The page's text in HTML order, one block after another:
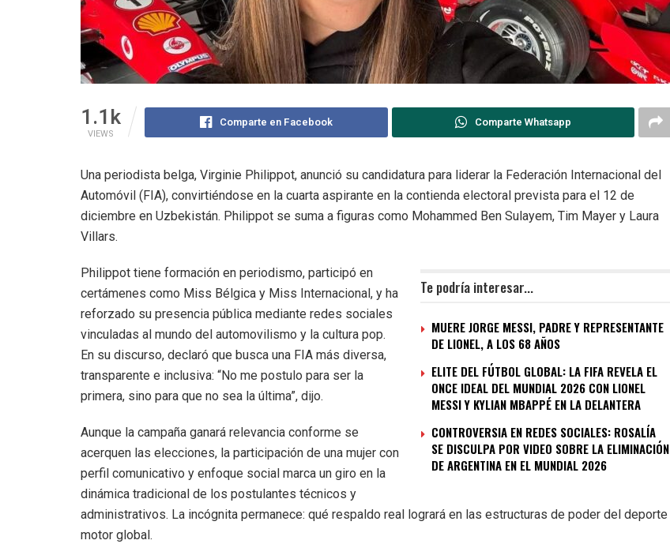
1.1k
VIEWS
Comparte en Facebook Comparte Whatsapp
Una periodista belga, Virginie Philippot, anunció su candidatura para liderar la Federación Internacional del
Automóvil (FIA), convirtiéndose en la cuarta aspirante en la contienda electoral prevista para el 12 de
diciembre en Uzbekistán. Philippot se suma a figuras como Mohammed Ben Sulayem, Tim Mayer y Laura
Villars.
Te podría interesar...
MUERE JORGE MESSI, PADRE Y REPRESENTANTE
DE LIONEL, A LOS 68 AÑOS
ELITE DEL FÚTBOL GLOBAL: LA FIFA REVELA EL
ONCE IDEAL DEL MUNDIAL 2026 CON LIONEL
MESSI Y KYLIAN MBAPPÉ EN LA DELANTERA
CONTROVERSIA EN REDES SOCIALES: ROSALÍA
SE DISCULPA POR VIDEO SOBRE LA ELIMINACIÓN
DE ARGENTINA EN EL MUNDIAL 2026
Philippot tiene formación en periodismo, participó en
certámenes como Miss Bélgica y Miss Internacional, y ha
reforzado su presencia pública mediante redes sociales
vinculadas al mundo del automovilismo y la cultura pop.
En su discurso, declaró que busca una FIA más diversa,
transparente e inclusiva: “No me postulo para ser la
primera, sino para que no sea la última”, dijo.
Aunque la campaña ganará relevancia conforme se
acerquen las elecciones, la participación de una mujer con
perfil comunicativo y enfoque social marca un giro en la
dinámica tradicional de los postulantes técnicos y
administrativos. La incógnita permanece: qué respaldo real logrará en las estructuras de poder del deporte
motor global.